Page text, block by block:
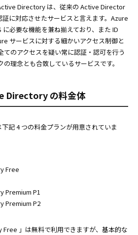
Directory は、従来の Active Director
に対応させたサービスと言えます。Azure
必要な機能を兼ね揃えており、また ID
サービスに対する細かいアクセス制御と
のアクセスを疑い常に認証・認可を行う
理念とも合致しているサービスです。
の料金体
記 4 つの料金プランが用意されていま
Free
Premium P1
Premium P2
Free 」は無料で利用できますが、基本的な